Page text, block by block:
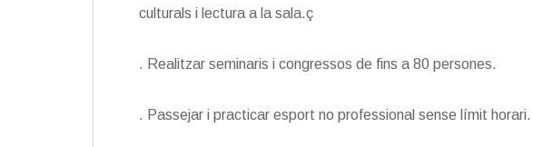
culturals i lectura a la sala.ç
. Realitzar seminaris i congressos de fins a 80 persones.
. Passejar i practicar esport no professional sense límit horari.